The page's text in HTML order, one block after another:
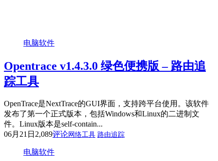
电脑软件
Opentrace v1.4.3.0 绿色便携版 – 路由追
踪工具
OpenTrace是NextTrace的GUI界面，支持跨平台使用。该软件
发布了第一个正式版本，包括Windows和Linux的二进制文
件。Linux版本是self-contain...
06月21日 2,089评论网络工具 路由追踪
电脑软件